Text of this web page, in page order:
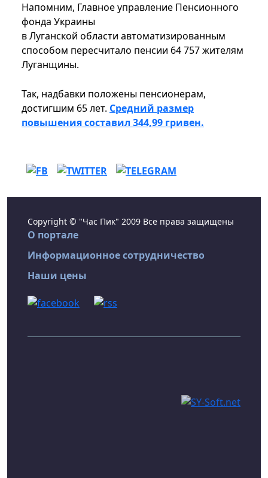
Напомним, Главное управление Пенсионного
фонда Украины
в Луганской области автоматизированным
способом пересчитало пенсии 64 757 жителям
Луганщины.
Так, надбавки положены пенсионерам,
достигшим 65 лет. Средний размер
повышения составил 344,99 гривен.
Copyright © "Час Пик" 2009 Все права защищены
О портале
Информационное сотрудничество
Наши цены